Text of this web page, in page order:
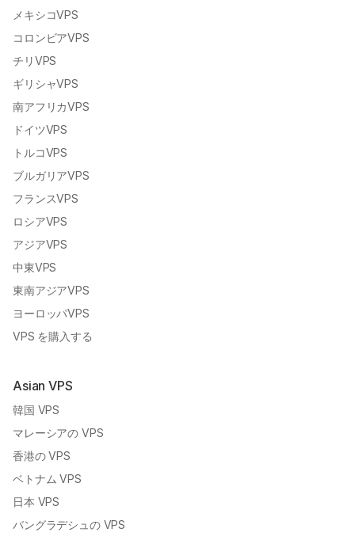
アルゼンチンVPS
メキシコVPS
コロンビアVPS
チリVPS
ギリシャVPS
南アフリカVPS
ドイツVPS
トルコVPS
ブルガリアVPS
フランスVPS
ロシアVPS
アジアVPS
中東VPS
東南アジアVPS
ヨーロッパVPS
Asian VPS
韓国 VPS
マレーシアの VPS
香港の VPS
ベトナム VPS
日本 VPS